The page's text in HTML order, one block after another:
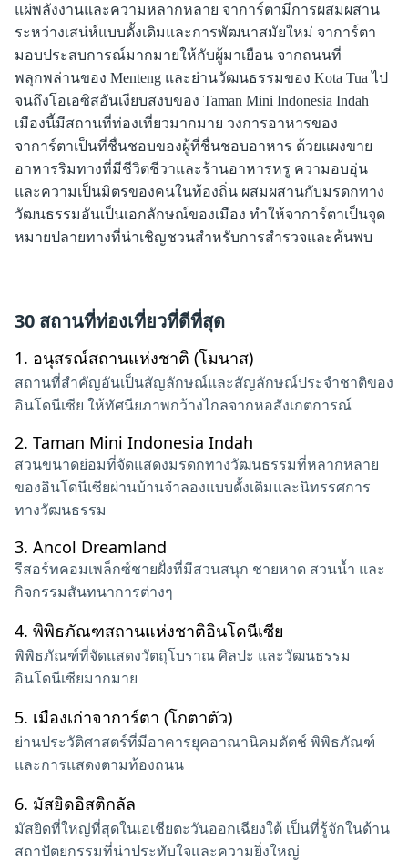
แผ่พลังงานและความหลากหลาย จาการ์ตามีการผสมผสาน
ระหว่างเสน่ห์แบบดั้งเดิมและการพัฒนาสมัยใหม่ จาการ์ตา
มอบประสบการณ์มากมายให้กับผู้มาเยือน จากถนนที่
พลุกพล่านของ Menteng และย่านวัฒนธรรมของ Kota Tua ไป
จนถึงโอเอซิสอันเงียบสงบของ Taman Mini Indonesia Indah
เมืองนี้มีสถานที่ท่องเที่ยวมากมาย วงการอาหารของ
จาการ์ตาเป็นที่ชื่นชอบของผู้ที่ชื่นชอบอาหาร ด้วยแผงขาย
อาหารริมทางที่มีชีวิตชีวาและร้านอาหารหรู ความอบอุ่น
และความเป็นมิตรของคนในท้องถิ่น ผสมผสานกับมรดกทาง
วัฒนธรรมอันเป็นเอกลักษณ์ของเมือง ทำให้จาการ์ตาเป็นจุด
หมายปลายทางที่น่าเชิญชวนสำหรับการสำรวจและค้นพบ
30 สถานที่ท่องเที่ยวที่ดีที่สุด
1. อนุสรณ์สถานแห่งชาติ (โมนาส)
สถานที่สำคัญอันเป็นสัญลักษณ์และสัญลักษณ์ประจำชาติของ
อินโดนีเซีย ให้ทัศนียภาพกว้างไกลจากหอสังเกตการณ์
2. Taman Mini Indonesia Indah
สวนขนาดย่อมที่จัดแสดงมรดกทางวัฒนธรรมที่หลากหลาย
ของอินโดนีเซียผ่านบ้านจำลองแบบดั้งเดิมและนิทรรศการ
ทางวัฒนธรรม
3. Ancol Dreamland
รีสอร์ทคอมเพล็กซ์ชายฝั่งที่มีสวนสนุก ชายหาด สวนน้ำ และ
กิจกรรมสันทนาการต่างๆ
4. พิพิธภัณฑสถานแห่งชาติอินโดนีเซีย
พิพิธภัณฑ์ที่จัดแสดงวัตถุโบราณ ศิลปะ และวัฒนธรรม
อินโดนีเซียมากมาย
5. เมืองเก่าจาการ์ตา (โกตาตัว)
ย่านประวัติศาสตร์ที่มีอาคารยุคอาณานิคมดัตช์ พิพิธภัณฑ์
และการแสดงตามท้องถนน
6. มัสยิดอิสติกลัล
มัสยิดที่ใหญ่ที่สุดในเอเชียตะวันออกเฉียงใต้ เป็นที่รู้จักในด้าน
สถาปัตยกรรมที่น่าประทับใจและความยิ่งใหญ่